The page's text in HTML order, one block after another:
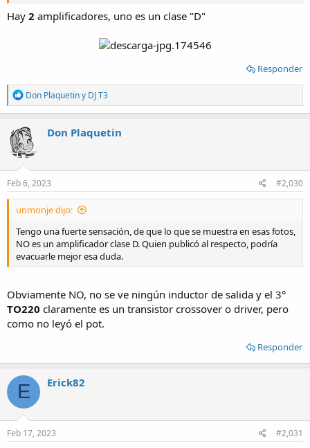
Hay 2 amplificadores, uno es un clase "D"
Responder
R
e
a
c
t
i
o
n
s
Don Plaquetiny DJ T3
Don Plaquetin
Feb 6, 2023 #2,030
unmonje dijo:
Tengo una fuerte sensación, de que lo que se muestra en esas fotos,
NO es un amplificador clase D. Quien publicó al respecto, podría
evacuarle mejor esa duda.
Obviamente NO, no se ve ningún inductor de salida y el 3°
TO220 claramente es un transistor crossover o driver, pero
como no leyó el pot.
Responder
E Erick82
Feb 17, 2023 #2,031